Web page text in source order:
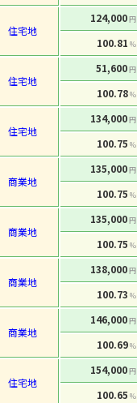
住宅地
124,000円
100.81 %
住宅地
51,600円
100.78%
住宅地
134,000円
100.75 %
商業地
135,000円
100.75 %
商業地
135,000円
100.75 %
商業地
138,000円
100.73 %
商業地
146,000円
100.69%
住宅地
154,000円
100.65 %